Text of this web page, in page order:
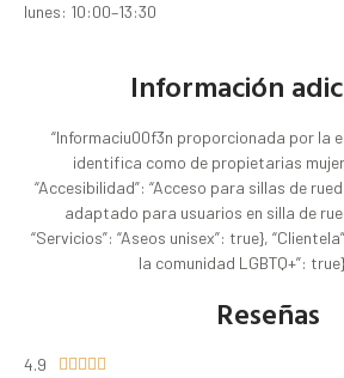
lunes: 10:00–13:30
Información
“Informaciu00f3n proporcionada por la
identifica como de propietarias
“Accesibilidad”: “Acceso para sillas de
adaptado para usuarios en silla de
“Servicios”: “Aseos unisex”: true},
la comunidad LGBTQ+”:
Reseñas
4.9     